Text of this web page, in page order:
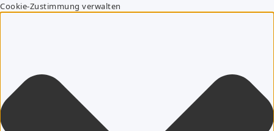
Cookie-Zustimmung verwalten